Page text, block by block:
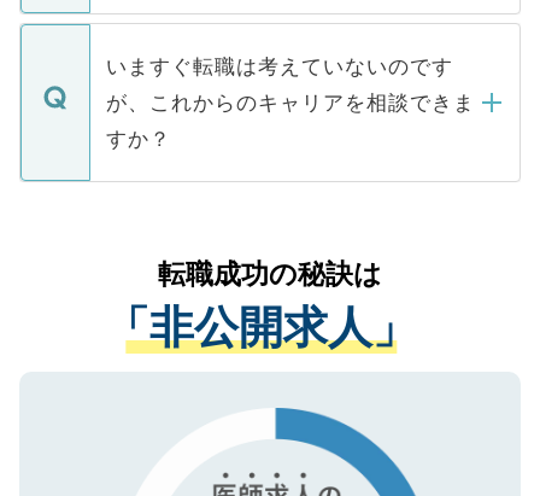
関を公にしてしまうと、応募が殺到する場
に、医療機関が求める条件に合った人材の
みを人材紹介会社に依頼するケースが増え
ています。
定を承諾する必要はありません。内定先へ
の辞退の連絡はキャリアパートナーが行い
ますので、ご安心ください。
個人情報が漏えいすることはありませんの
で、ご安心ください。当サイトからの登録
などで収集したご登録者様の個人情報は、
ご本人のキャリアアップおよび転職活動の
支援を目的に使用いたします。お預かりし
ているすべての個人データはご本人の許可
は、個人情報の取り扱いについての厳密な
管理基準を満たした事業者のみに付与され
る、プライバシーマークを取得済みです。
ご登録いただいた個人情報は、SSL（デー
で、機密保持に関してもご安心ください。
いますぐ転職は考えていないのです
が、これからのキャリアを相談できま
すか？
かがいして、現在の医療機関の状況や紹介
経験をまじえながら、適切なアドバイスを
させていただきます。すぐにご転職をされ
ない方には、長期的なサポートが可能です
ので、まずはご登録ください。
転職成功の秘訣は
「非公開求人」